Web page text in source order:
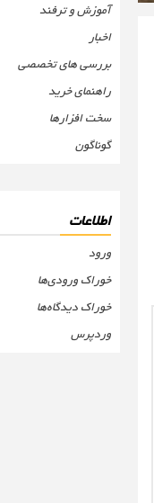
آموزش و ترفند
اخبار
بررسی های تخصصی
راهنمای خرید
سخت افزارها
گوناگون
اطلاعات
ورود
خوراک ورودی‌ها
خوراک دیدگاه‌ها
وردپرس